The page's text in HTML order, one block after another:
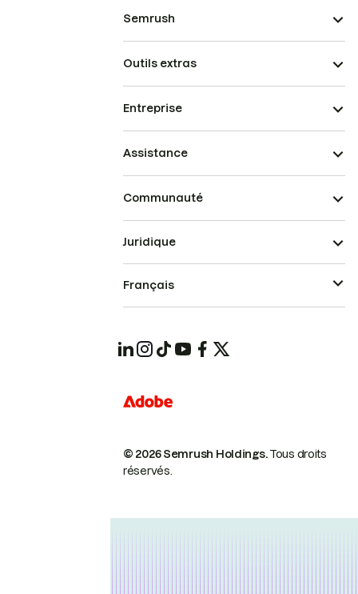
Semrush
Outils extras
Entreprise
Assistance
Communauté
© 2026 Semrush Holdings.Tous droits
réservés.
Juridique
Français